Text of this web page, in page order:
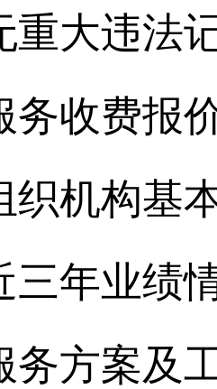
重大违法
务收费报
织机构基
三年业绩
务方案及